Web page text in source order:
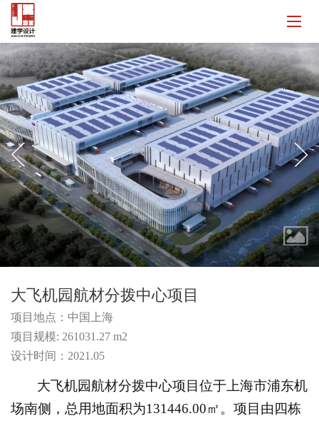
大飞机园航材分拨中心项目
项目地点：中国上海
项目规模: 261031.27 m2
设计时间：2021.05
大飞机园航材分拨中心项目位于上海市浦东机
场南侧，总用地面积为131446.00㎡。项目由四栋